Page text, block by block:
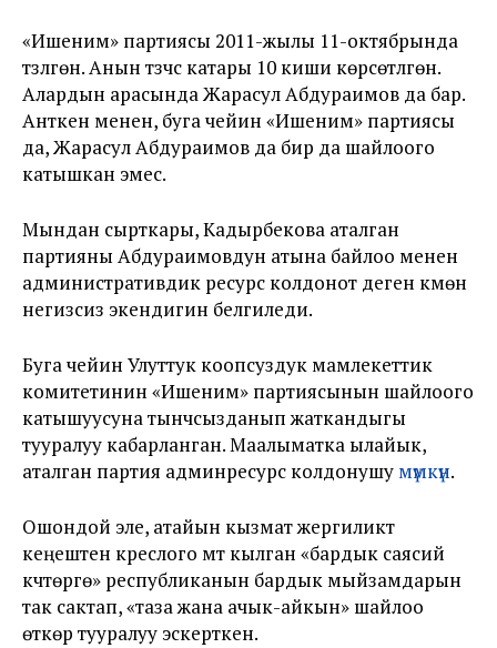
«Ишеним» партиясы 2011-жылы 11-октябрында
түзүлгөн. Анын түзүүчүсү катары 10 киши көрсөтүлгөн.
Алардын арасында Жарасул Абдураимов да бар.
Анткен менен, буга чейин «Ишеним» партиясы
да, Жарасул Абдураимов да бир да шайлоого
катышкан эмес.
Мындан сырткары, Кадырбекова аталган
партияны Абдураимовдун атына байлоо менен
административдик ресурс колдонот деген күмөн
негизсиз экендигин белгиледи.
Буга чейин Улуттук коопсуздук мамлекеттик
комитетинин «Ишеним» партиясынын шайлоого
катышуусуна тынчсызданып жаткандыгы
тууралуу кабарланган. Маалыматка ылайык,
аталган партия админресурс колдонушу мүмкүн.
Ошондой эле, атайын кызмат жергиликтүү
кеңештен креслого үмүт кылган «бардык саясий
күчтөргө» республиканын бардык мыйзамдарын
так сактап, «таза жана ачык-айкын» шайлоо
өткөрүү тууралуу эскерткен.